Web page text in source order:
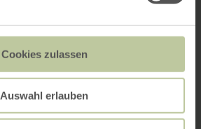
Cookies zulassen
Auswahl erlauben